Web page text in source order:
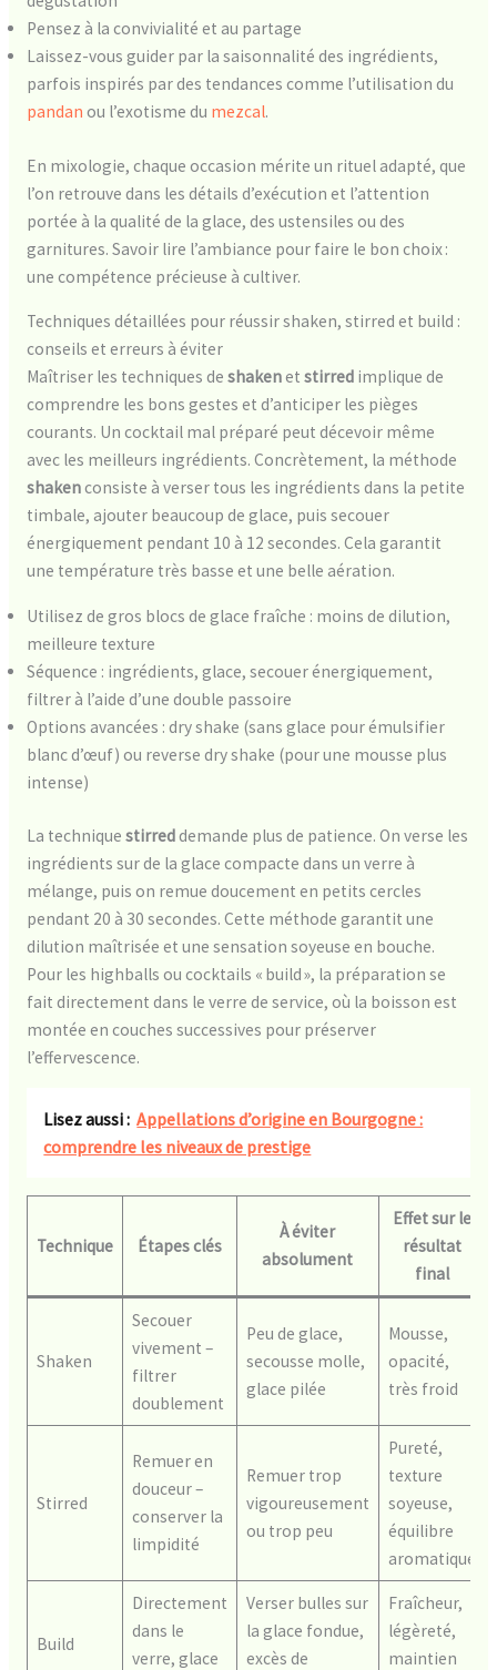
Pensez à la convivialité et au partage
Laissez-vous guider par la saisonnalité des ingrédients,
parfois inspirés par des tendances comme l’utilisation du
pandan ou l’exotisme du mezcal.
En mixologie, chaque occasion mérite un rituel adapté, que
l’on retrouve dans les détails d’exécution et l’attention
portée à la qualité de la glace, des ustensiles ou des
garnitures. Savoir lire l’ambiance pour faire le bon choix :
une compétence précieuse à cultiver.
Techniques détaillées pour réussir shaken, stirred et build :
conseils et erreurs à éviter
Maîtriser les techniques de shakenet stirredimplique de
comprendre les bons gestes et d’anticiper les pièges
courants. Un cocktail mal préparé peut décevoir même
avec les meilleurs ingrédients. Concrètement, la méthode
shakenconsiste à verser tous les ingrédients dans la petite
timbale, ajouter beaucoup de glace, puis secouer
énergiquement pendant 10 à 12 secondes. Cela garantit
une température très basse et une belle aération.
Utilisez de gros blocs de glace fraîche : moins de dilution,
meilleure texture
Séquence : ingrédients, glace, secouer énergiquement,
filtrer à l’aide d’une double passoire
Options avancées : dry shake (sans glace pour émulsifier
blanc d’œuf) ou reverse dry shake (pour une mousse plus
intense)
La technique stirreddemande plus de patience. On verse les
ingrédients sur de la glace compacte dans un verre à
mélange, puis on remue doucement en petits cercles
pendant 20 à 30 secondes. Cette méthode garantit une
dilution maîtrisée et une sensation soyeuse en bouche.
Pour les highballs ou cocktails « build », la préparation se
fait directement dans le verre de service, où la boisson est
montée en couches successives pour préserver
l’effervescence.
Lisez aussi : Appellations d’origine en Bourgogne :
comprendre les niveaux de prestige
Technique Étapes clés
À éviter
absolument
Effet sur le
résultat
final
Shaken
Secouer
vivement –
filtrer
doublement
Peu de glace,
secousse molle,
glace pilée
Mousse,
opacité,
très froid
Stirred
Remuer en
douceur –
conserver la
limpidité
Remuer trop
vigoureusement
ou trop peu
Pureté,
texture
soyeuse,
équilibre
aromatique
Build
Directement
dans le
verre, glace
Verser bulles sur
la glace fondue,
excès de
Fraîcheur,
légèreté,
maintien